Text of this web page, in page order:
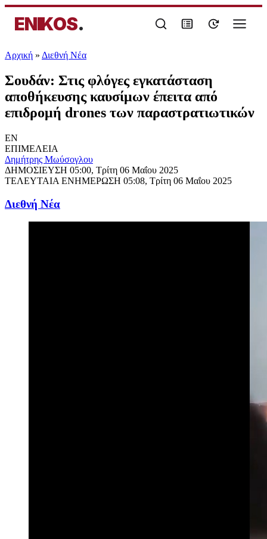
ENIKOS.
Αρχική » Διεθνή Νέα
Σουδάν: Στις φλόγες εγκατάσταση
αποθήκευσης καυσίμων έπειτα από
επιδρομή drones των παραστρατιωτικών
EN
ΕΠΙΜΕΛΕΙΑ
Δημήτρης Μωύσογλου
ΔΗΜΟΣΙΕΥΣΗ 05:00, Τρίτη 06 Μαΐου 2025
ΤΕΛΕΥΤΑΙΑ ΕΝΗΜΕΡΩΣΗ 05:08, Τρίτη 06 Μαΐου 2025
Διεθνή Νέα